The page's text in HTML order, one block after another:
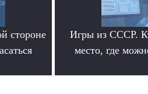
стороне
Игры из СССР.
место, где